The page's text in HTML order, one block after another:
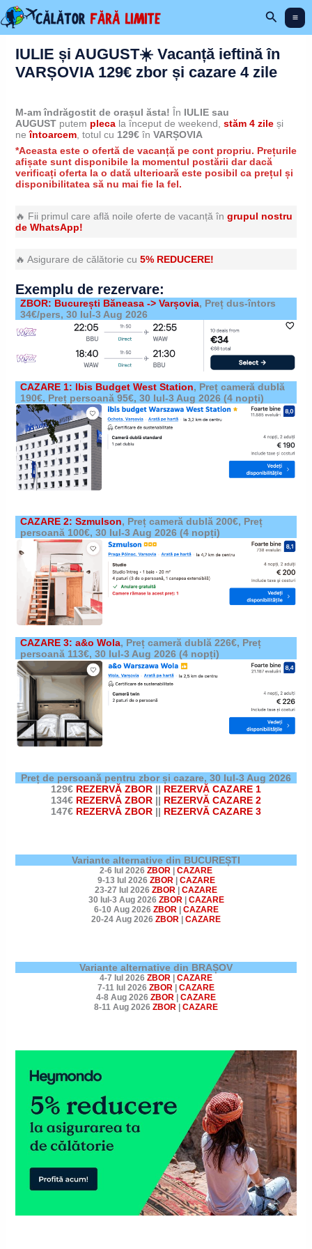
Skip
to
content
Search
IULIE și AUGUST☀️ Vacanță ieftină în
VARȘOVIA 129€ zbor și cazare 4 zile
M-am îndrăgostit de orașul ăsta! În IULIE sau
AUGUSTputem pleca la început de weekend, stăm 4 zile și
neîntoarcem, totul cu 129€în VARȘOVIA
*Aceasta este o ofertă de vacanță pe cont propriu. Prețurile
afișate sunt disponibile la momentul postării dar dacă
verificați oferta la o dată ulterioară este posibil ca prețul și
disponibilitatea să nu mai fie la fel.
🔥 Fii primul care află noile oferte de vacanță în grupul nostru
de WhatsApp!
🔥 Asigurare de călătorie cu 5% REDUCERE!
Exemplu de rezervare:
ZBOR: București Băneasa -> Varșovia, Preț dus-întors
34€/pers, 30 Iul-3 Aug 2026
CAZARE 1: Ibis Budget West Station, Preț cameră dublă
190€, Preț persoană 95€, 30 Iul-3 Aug 2026(4 nopți)
CAZARE 2: Szmulson, Preț cameră dublă 200€, Preț
persoană 100€, 30 Iul-3 Aug 2026(4 nopți)
CAZARE 3: a&o Wola, Preț cameră dublă 226€, Preț
persoană 113€, 30 Iul-3 Aug 2026(4 nopți)
Preț de persoană pentru zbor și cazare, 30 Iul-3 Aug 2026
129€ REZERVĂ ZBOR || REZERVĂ CAZARE 1
134€ REZERVĂ ZBOR || REZERVĂ CAZARE 2
147€ REZERVĂ ZBOR || REZERVĂ CAZARE 3
Variante alternative din BUCUREȘTI
2-6 Iul 2026 ZBOR
CAZARE
9-13 Iul 2026 ZBOR| CAZARE
23-27 Iul 2026 ZBOR
CAZARE
30 Iul-3 Aug 2026 ZBOR| CAZARE
6-10 Aug 2026 ZBOR| CAZARE
20-24 Aug 2026 ZBOR CAZARE
Variante alternative din BRAȘOV
4-7 Iul 2026 ZBOR
CAZARE
7-11 Iul 2026 ZBOR
CAZARE
4-8 Aug 2026 ZBOR
CAZARE
8-11 Aug 2026 ZBOR CAZARE